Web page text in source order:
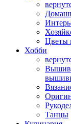
Цветы
Хобби
Танцы